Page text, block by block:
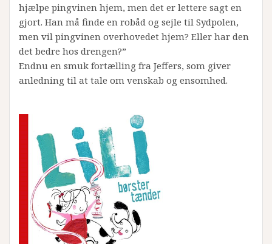
hjælpe pingvinen hjem, men det er lettere sagt en
gjort. Han må finde en robåd og sejle til Sydpolen,
men vil pingvinen overhovedet hjem? Eller har den
det bedre hos drengen?”
Endnu en smuk fortælling fra Jeffers, som giver
anledning til at tale om venskab og ensomhed.